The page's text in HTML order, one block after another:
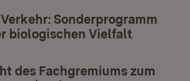
Sonderprogramm
biologischen Vielfalt
des Fachgremiums zum